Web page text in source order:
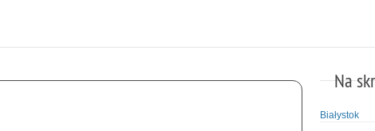
Na
Białystok